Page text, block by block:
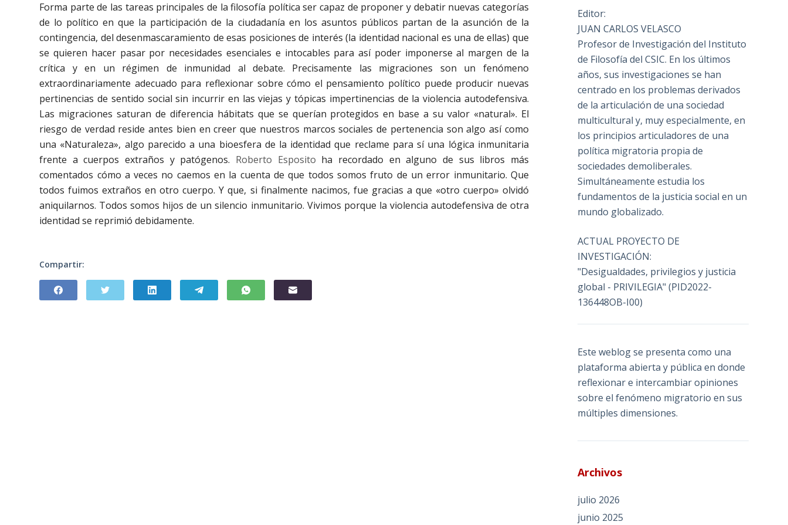
Forma parte de las tareas principales de la filosofía política ser capaz de proponer y debatir nuevas categorías
de lo político en que la participación de la ciudadanía en los asuntos públicos partan de la asunción de la
contingencia, del desenmascaramiento de esas posiciones de interés (la identidad nacional es una de ellas) que
se quieren hacer pasar por necesidades esenciales e intocables para así poder imponerse al margen de la
crítica y en un régimen de inmunidad al debate. Precisamente las migraciones son un fenómeno
extraordinariamente adecuado para reflexionar sobre cómo el pensamiento político puede producir nuevas
pertinencias de sentido social sin incurrir en las viejas y tópicas impertinencias de la violencia autodefensiva.
Las migraciones saturan de diferencia hábitats que se querían protegidos en base a su valor «natural». El
riesgo de verdad reside antes bien en creer que nuestros marcos sociales de pertenencia son algo así como
una «Naturaleza», algo parecido a una bioesfera de la identidad que reclame para sí una lógica inmunitaria
frente a cuerpos extraños y patógenos. Roberto Esposito ha recordado en alguno de sus libros más
comentados cómo a veces no caemos en la cuenta de que todos somos fruto de un error inmunitario. Que
todos fuimos extraños en otro cuerpo. Y que, si finalmente nacimos, fue gracias a que «otro cuerpo» olvidó
aniquilarnos. Todos somos hijos de un silencio inmunitario. Vivimos porque la violencia autodefensiva de otra
identidad se reprimió debidamente.
Compartir:
Editor:
JUAN CARLOS VELASCO
Profesor de Investigación del Instituto
de Filosofía del CSIC. En los últimos
años, sus investigaciones se han
centrado en los problemas derivados
de la articulación de una sociedad
multicultural y, muy especialmente, en
los principios articuladores de una
política migratoria propia de
sociedades demoliberales.
Simultáneamente estudia los
fundamentos de la justicia social en un
mundo globalizado.
ACTUAL PROYECTO DE
INVESTIGACIÓN:
"Desigualdades, privilegios y justicia
global - PRIVILEGIA" (PID2022-
136448OB-I00)
Este weblog se presenta como una
plataforma abierta y pública en donde
reflexionar e intercambiar opiniones
sobre el fenómeno migratorio en sus
múltiples dimensiones.
Archivos
julio 2026
junio 2025